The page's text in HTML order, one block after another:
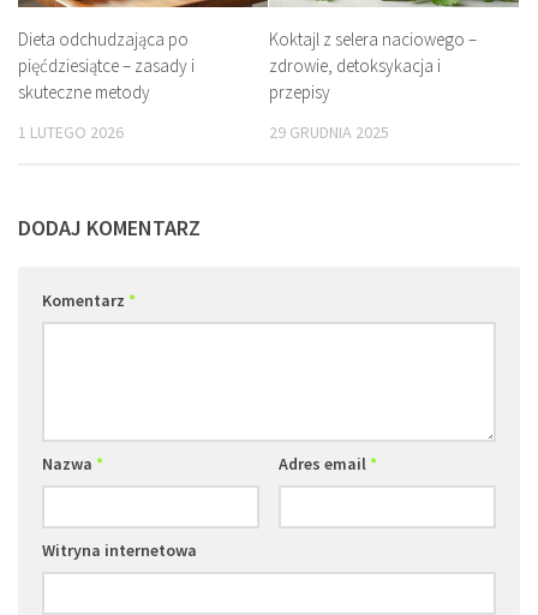
Dieta odchudzająca po
pięćdziesiątce – zasady i
skuteczne metody
1 LUTEGO 2026
Koktajl z selera naciowego –
zdrowie, detoksykacja i
przepisy
29 GRUDNIA 2025
DODAJ KOMENTARZ
Komentarz *
Nazwa * Adres email*
Witryna internetowa